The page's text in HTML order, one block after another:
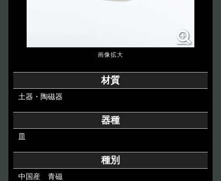
アクセス Access
イベント
デジタルアーカイブ Digital Archive
材質
土器・陶磁器
器種
皿
種別
中国産 青磁